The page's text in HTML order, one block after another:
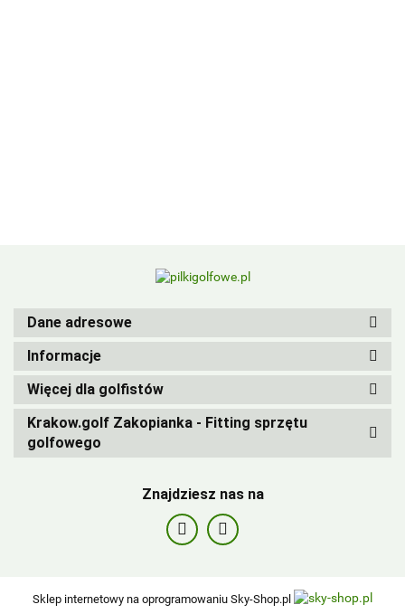
Dane adresowe
Informacje
Więcej dla golfistów
Krakow.golf Zakopianka - Fitting sprzętu
golfowego
Znajdziesz nas na
Sklep internetowy na oprogramowaniu Sky-Shop.pl